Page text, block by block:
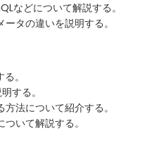
などについて解説する。
タの違いを説明する。
。
する。
法について紹介する。
いて解説する。